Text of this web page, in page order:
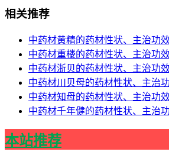
相关推荐
中药材黄精的药材性状、主治功
中药材重楼的药材性状、主治功
中药材浙贝的药材性状、主治功
中药材川贝母的药材性状、主治
中药材知母的药材性状、主治功
中药材千年健的药材性状、主治
本站推荐